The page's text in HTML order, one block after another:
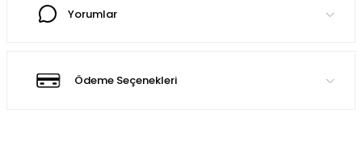
Yorumlar
Ödeme Seçenekleri